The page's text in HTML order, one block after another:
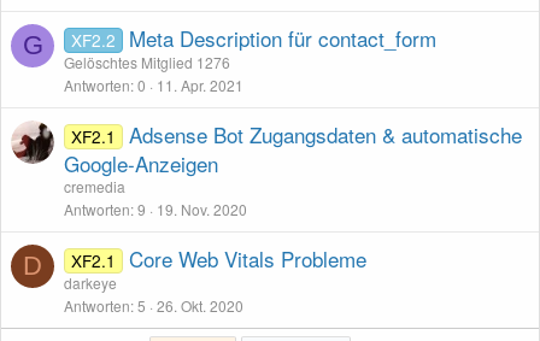
G XF2.2 Meta Description für contact_form
Gelöschtes Mitglied 1276
Antworten 0 11. Apr. 2021
XF2.1
Adsense Bot Zugangsdaten & automatische
Google-Anzeigen
cremedia
Antworten 9 19. Nov. 2020
D XF2.1 Core Web Vitals Probleme
darkeye
Antworten 5 26. Okt. 2020